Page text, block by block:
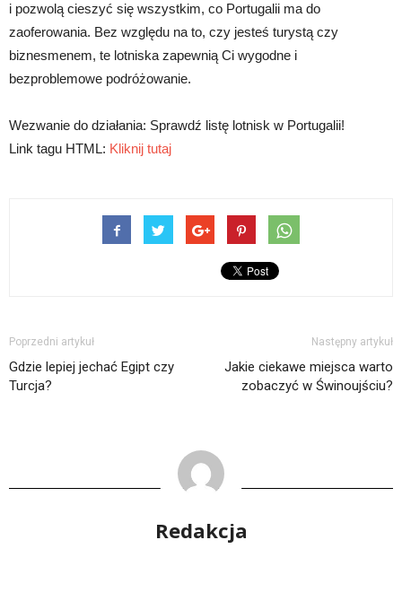
i pozwolą cieszyć się wszystkim, co Portugalii ma do
zaoferowania. Bez względu na to, czy jesteś turystą czy
biznesmenem, te lotniska zapewnią Ci wygodne i
bezproblemowe podróżowanie.
Wezwanie do działania: Sprawdź listę lotnisk w Portugalii!
Link tagu HTML: Kliknij tutaj
Poprzedni artykuł
Gdzie lepiej jechać Egipt czy
Turcja?
Następny artykuł
Jakie ciekawe miejsca warto
zobaczyć w Świnoujściu?
Redakcja